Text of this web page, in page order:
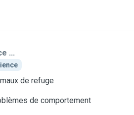
...
de refuge
de comportement